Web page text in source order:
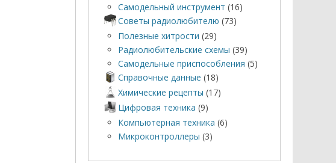
Самодельный инструмент (16)
Советы радиолюбителю (73)
Полезные хитрости (29)
Радиолюбительские схемы (39)
Самодельные приспособления (5)
Справочные данные (18)
Химические рецепты (17)
Цифровая техника (9)
Компьютерная техника (6)
Микроконтроллеры (3)